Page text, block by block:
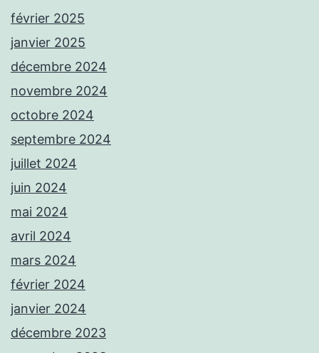
février 2025
janvier 2025
décembre 2024
novembre 2024
octobre 2024
septembre 2024
juillet 2024
juin 2024
mai 2024
avril 2024
mars 2024
février 2024
janvier 2024
décembre 2023